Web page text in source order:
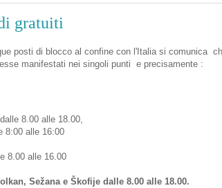
gratuiti
posti di blocco al confine con l'Italia si comunica
manifestati nei singoli punti e precisamente :
dalle 8.00 alle 18.00,
8:00 alle 16:00
8.00 alle 16.00
Sežana e Škofije dalle 8.00 alle 18.00.